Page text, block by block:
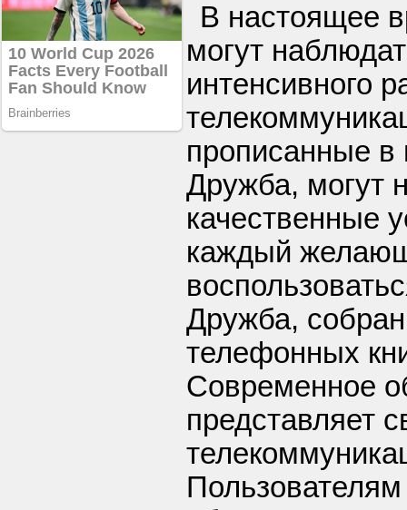
В настоящее
могут
интенсивного
прописанные в
Дружба, могут
качественные
каждый
Дружба,
телефонных
Современное
представляет